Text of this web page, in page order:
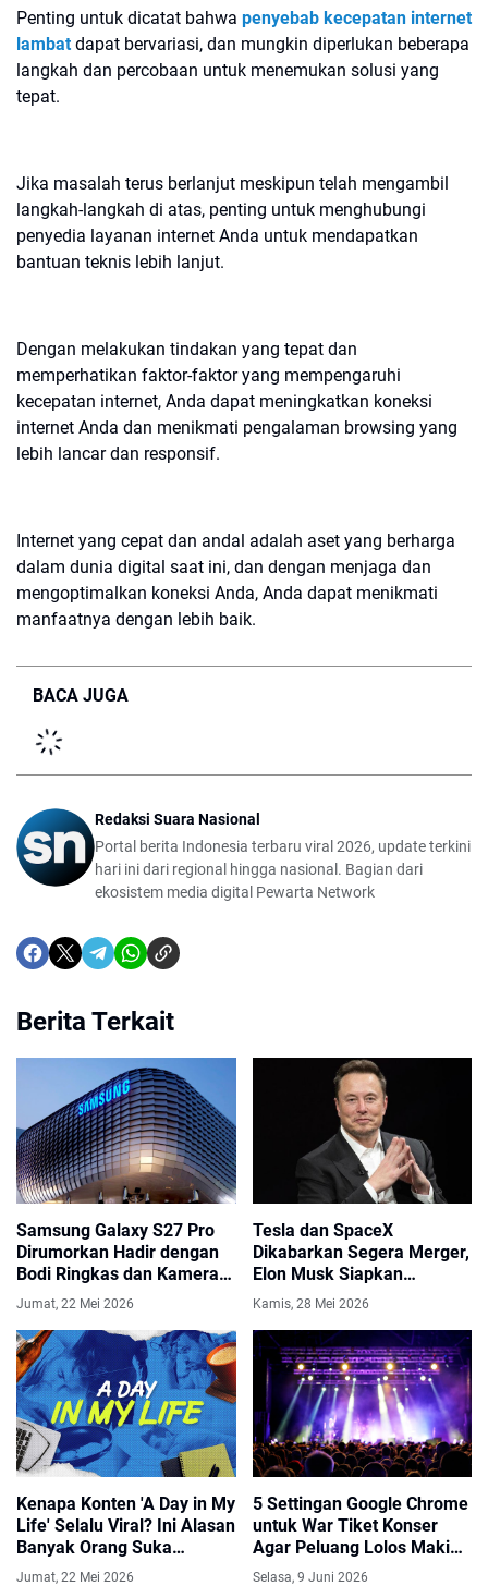
Penting untuk dicatat bahwa penyebab kecepatan internet
lambat dapat bervariasi, dan mungkin diperlukan beberapa
langkah dan percobaan untuk menemukan solusi yang
tepat.
Jika masalah terus berlanjut meskipun telah mengambil
langkah-langkah di atas, penting untuk menghubungi
penyedia layanan internet Anda untuk mendapatkan
bantuan teknis lebih lanjut.
Dengan melakukan tindakan yang tepat dan
memperhatikan faktor-faktor yang mempengaruhi
kecepatan internet, Anda dapat meningkatkan koneksi
internet Anda dan menikmati pengalaman browsing yang
lebih lancar dan responsif.
Internet yang cepat dan andal adalah aset yang berharga
dalam dunia digital saat ini, dan dengan menjaga dan
mengoptimalkan koneksi Anda, Anda dapat menikmati
manfaatnya dengan lebih baik.
BACA JUGA
Redaksi Suara Nasional
Portal berita Indonesia terbaru viral 2026, update terkini
hari ini dari regional hingga nasional. Bagian dari
ekosistem media digital Pewarta Network
Berita Terkait
Samsung Galaxy S27 Pro
Dirumorkan Hadir dengan
Bodi Ringkas dan Kamera
200MP
Jumat, 22 Mei 2026
Tesla dan SpaceX
Dikabarkan Segera Merger,
Elon Musk Siapkan
Kerajaan AI Raksasa
Kamis, 28 Mei 2026
Kenapa Konten 'A Day in My
Life' Selalu Viral? Ini Alasan
Banyak Orang Suka
Menontonnya
Jumat, 22 Mei 2026
5 Settingan Google Chrome
untuk War Tiket Konser
Agar Peluang Lolos Makin
Besar
Selasa, 9 Juni 2026